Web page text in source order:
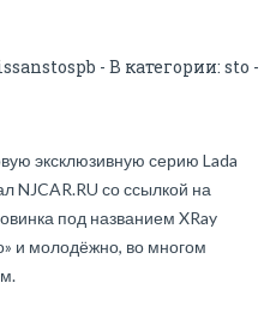
- В категории:sto -
эксклюзивную серию Lada
NJCAR.RU со ссылкой на
под названием XRay
и молодёжно, во многом